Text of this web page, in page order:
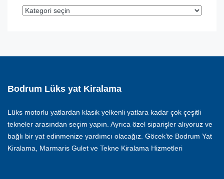
Bodrum Lüks yat Kiralama
Lüks motorlu yatlardan klasik yelkenli yatlara kadar çok çeşitli
tekneler arasından seçim yapın. Ayrıca özel siparişler alıyoruz ve
bağlı bir yat edinmenize yardımcı olacağız. Göcek’te Bodrum Yat
Kiralama, Marmaris Gulet ve Tekne Kiralama Hizmetleri